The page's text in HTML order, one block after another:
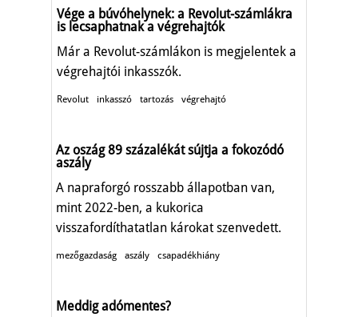
Vége a búvóhelynek: a Revolut-számlákra
is lecsaphatnak a végrehajtók
Már a Revolut-számlákon is megjelentek a
végrehajtói inkasszók.
Revolut inkasszó tartozás végrehajtó
Az oszág 89 százalékát sújtja a fokozódó
aszály
A napraforgó rosszabb állapotban van,
mint 2022-ben, a kukorica
visszafordíthatatlan károkat szenvedett.
mezőgazdaság aszály csapadékhiány
Meddig adómentes?